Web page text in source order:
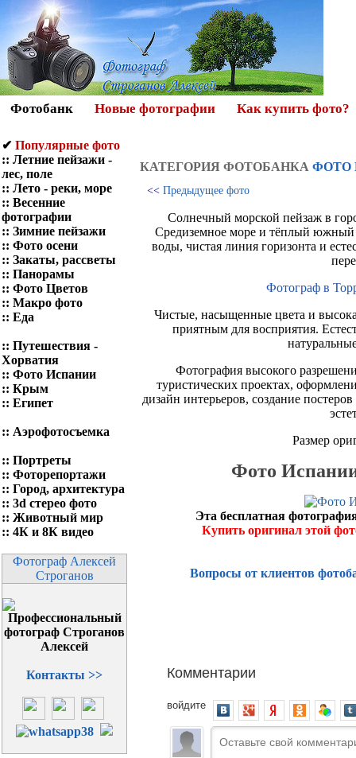
Фотобанк Новые фотографии Как купить фото?
✔ Популярные фото
:: Летние пейзажи -
лес, поле
:: Лето - реки, море
:: Весенние
фотографии
:: Зимние пейзажи
:: Фото осени
:: Закаты, рассветы
:: Панорамы
:: Фото Цветов
:: Макро фото
:: Еда
:: Путешествия -
Хорватия
:: Фото Испании
:: Крым
:: Египет
:: Аэрофотосъемка
:: Портреты
:: Фоторепортажи
:: Город, архитектура
:: 3d стерео фото
:: Животный мир
:: 4К и 8К видео
Фотограф Алексей
Строганов
Контакты >>
КАТЕГОРИЯ ФОТOБАНКА ФОТО
<< Предыдущее фото
Солнечный морской пейзаж в
Средиземное море и тёплый южный
воды, чистая линия горизонта и
Фотограф в
Чистые, насыщенные цвета и
приятным для восприятия.
Фотография высокого
туристических проектах,
дизайн интерьеров, создание
Размер
Фото
Эта бесплатная
Купить оригинал этой
Вопросы от клиентов
Комментарии
войдите